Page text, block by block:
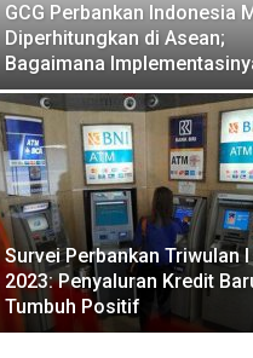
GCG Perbankan Indonesia
Diperhitungkan di Asean;
Bagaimana
Survei Perbankan Triwulan I
2023: Penyaluran Kredit
Tumbuh Positif